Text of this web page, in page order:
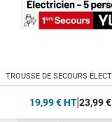
TROUSSE DE SECOURS
19,99 € HT 23,99